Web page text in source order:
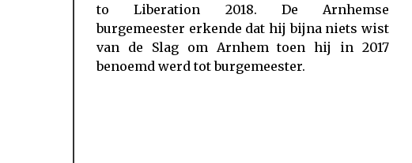
to Liberation 2018. De Arnhemse
burgemeester erkende dat hij bijna niets wist
van de Slag om Arnhem toen hij in 2017
benoemd werd tot burgemeester.